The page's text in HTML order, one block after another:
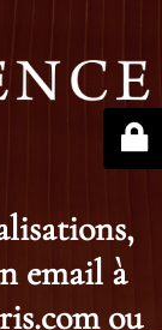
email à
ou